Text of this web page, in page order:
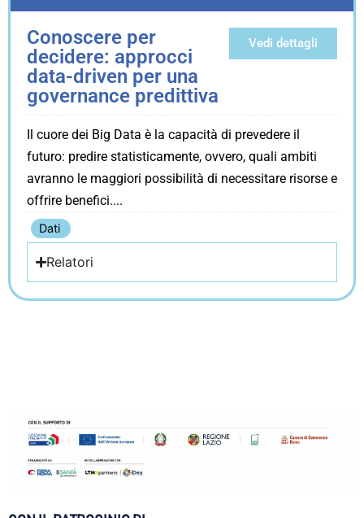
Conoscere per
decidere: approcci
data-driven per una
governance predittiva
Vedi dettagli
Il cuore dei Big Data è la capacità di prevedere il
futuro: predire statisticamente, ovvero, quali ambiti
avranno le maggiori possibilità di necessitare risorse e
offrire benefici.
Dati
Relatori